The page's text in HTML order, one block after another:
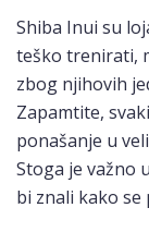
Shiba Inui su
teško trenirati,
zbog njihovih
Zapamtite,
ponašanje u
Stoga je važno
bi znali kako se